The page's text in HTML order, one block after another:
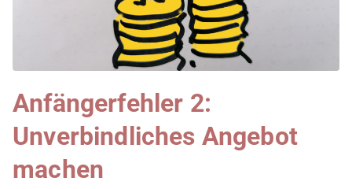
Anfängerfehler 2:
Unverbindliches Angebot
machen